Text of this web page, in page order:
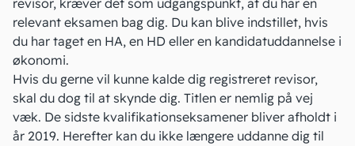
revisor, kræver det som udgangspunkt, at du har en
relevant eksamen bag dig. Du kan blive indstillet, hvis
du har taget en HA, en HD eller en kandidatuddannelse i
økonomi.
Hvis du gerne vil kunne kalde dig registreret revisor,
skal du dog til at skynde dig. Titlen er nemlig på vej
væk. De sidste kvalifikationseksamener bliver afholdt i
år 2019. Herefter kan du ikke længere uddanne dig til